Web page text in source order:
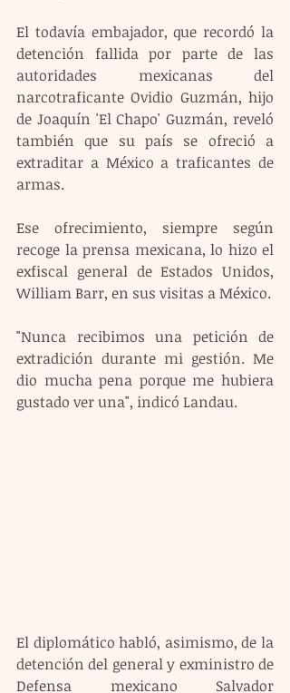
El todavía embajador, que recordó la
detención fallida por parte de las
autoridades mexicanas del
narcotraficante Ovidio Guzmán, hijo
de Joaquín 'El Chapo' Guzmán, reveló
también que su país se ofreció a
extraditar a México a traficantes de
armas.
Ese ofrecimiento, siempre según
recoge la prensa mexicana, lo hizo el
exfiscal general de Estados Unidos,
William Barr, en sus visitas a México.
"Nunca recibimos una petición de
extradición durante mi gestión. Me
dio mucha pena porque me hubiera
gustado ver una", indicó Landau.
El diplomático habló, asimismo, de la
detención del general y exministro de
Defensa mexicano Salvador